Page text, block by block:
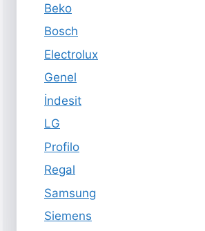
Beko
Bosch
Electrolux
Genel
İndesit
LG
Profilo
Regal
Samsung
Siemens